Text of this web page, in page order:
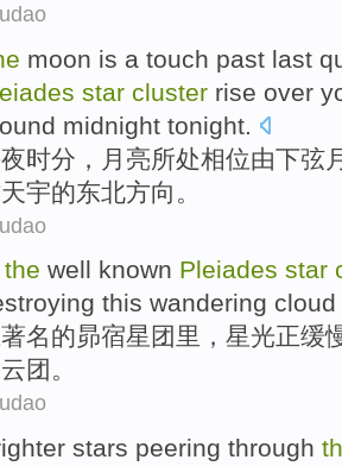
moon is a touch past last
star cluster rise over
midnight tonight
时分，
月亮所处相位由下弦
天宇的东北方向。
the well known Pleiades star
this wandering cloud
著名的昴宿星团里， 星光正缓
云团 。
stars peering through